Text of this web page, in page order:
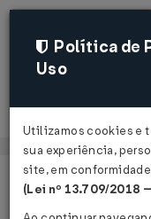
Página Inicial
Política de
Uso
Utilizamos cookies e
sua experiência,
site, em conformidade
(Lei nº 13.709/2018